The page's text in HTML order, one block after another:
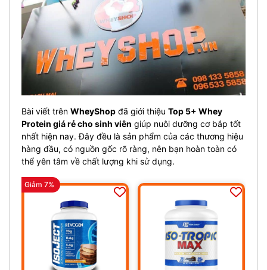
Bài viết trên WheyShop đã giới thiệu Top 5+ Whey
Protein giá rẻ cho sinh viên giúp nuôi dưỡng cơ bắp tốt
nhất hiện nay. Đây đều là sản phẩm của các thương hiệu
hàng đầu, có nguồn gốc rõ ràng, nên bạn hoàn toàn có
thể yên tâm về chất lượng khi sử dụng.
Giảm 7%